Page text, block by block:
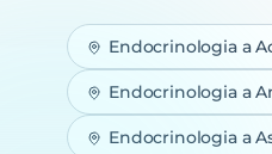
Endocrinologiaa
Endocrinologiaa
Endocrinologiaa